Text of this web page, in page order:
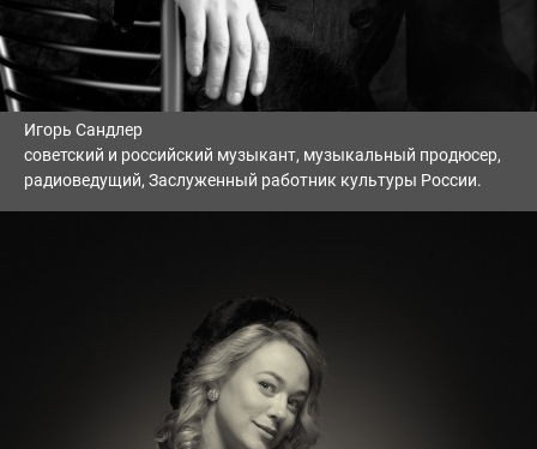
Игорь Сандлер
советский и российский музыкант, музыкальный продюсер,
радиоведущий, Заслуженный работник культуры России.